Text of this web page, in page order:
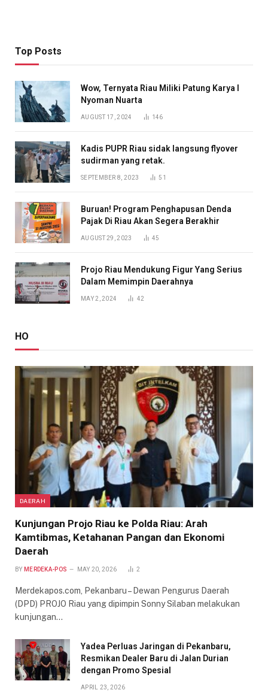
Top Posts
Wow, Ternyata Riau Miliki Patung Karya I
Nyoman Nuarta
AUGUST 17, 2024 146
Kadis PUPR Riau sidak langsung flyover
sudirman yang retak.
SEPTEMBER 8, 2023 51
Buruan! Program Penghapusan Denda
Pajak Di Riau Akan Segera Berakhir
AUGUST 29, 2023 45
Projo Riau Mendukung Figur Yang Serius
Dalam Memimpin Daerahnya
MAY 2, 2024 42
HO
DAERAH
Kunjungan Projo Riau ke Polda Riau: Arah
Kamtibmas, Ketahanan Pangan dan Ekonomi
Daerah
BY MERDEKA-POS MAY 20, 2026 2
Merdekapos.com, Pekanbaru – Dewan Pengurus Daerah
(DPD) PROJO Riau yang dipimpin Sonny Silaban melakukan
kunjungan…
Yadea Perluas Jaringan di Pekanbaru,
Resmikan Dealer Baru di Jalan Durian
dengan Promo Spesial
APRIL 23, 2026